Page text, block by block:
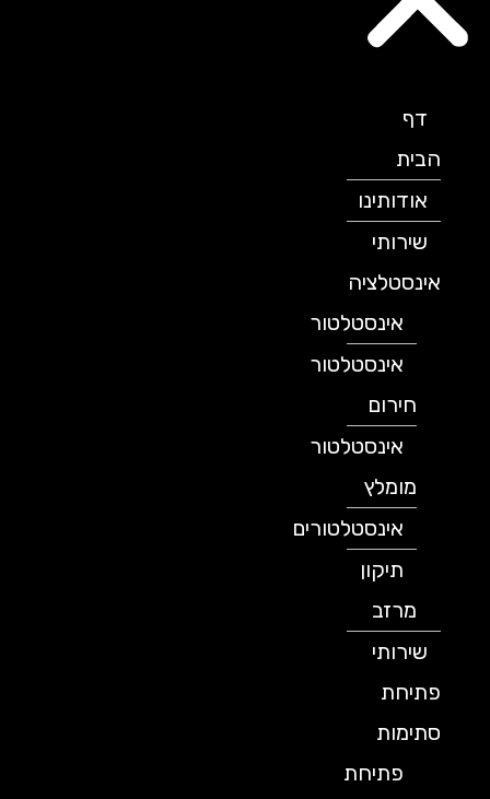
הבית
אודותינו
שירותי
אינסטלציה
אינסטלטור
אינסטלטור
חירום
אינסטלטור
מומלץ
אינסטלטורים
תיקון
מרזב
שירותי
פתיחת
סתימות
פתיחת